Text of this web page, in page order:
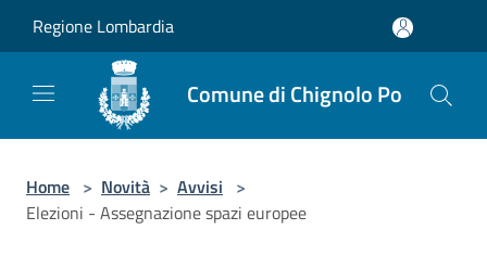
Regione Lombardia
Comune di Chignolo Po
Home > Novità > Avvisi >
Elezioni - Assegnazione spazi europee